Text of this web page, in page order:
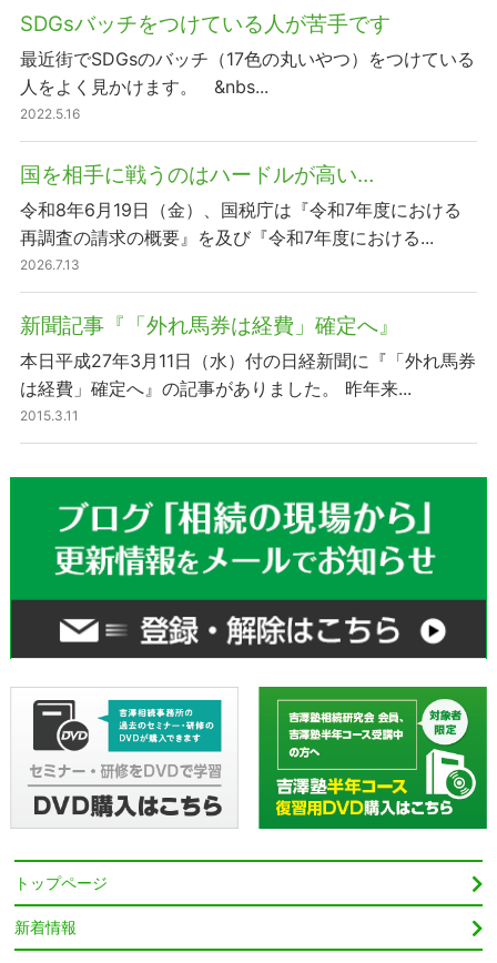
SDGsバッチをつけている人が苦手です
最近街でSDGsのバッチ（17色の丸いやつ）をつけている
人をよく見かけます。 &nbs...
2022.5.16
国を相手に戦うのはハードルが高い…
令和8年6月19日（金）、国税庁は『令和7年度における
再調査の請求の概要』を及び『令和7年度における...
2026.7.13
新聞記事『「外れ馬券は経費」確定へ』
本日平成27年3月11日（水）付の日経新聞に『「外れ馬券
は経費」確定へ』の記事がありました。 昨年来...
2015.3.11
トップページ
新着情報